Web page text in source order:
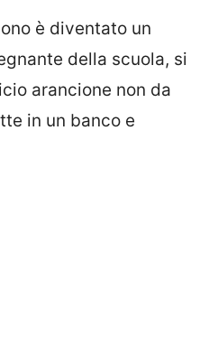
è diventato un
della scuola, si
arancione non da
in un banco e